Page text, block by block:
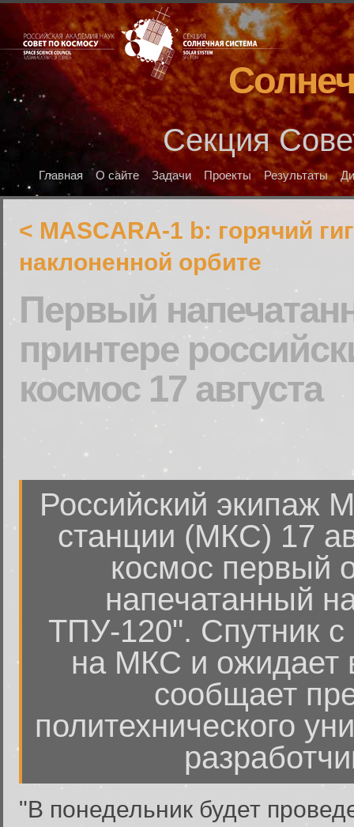
Секция
Главная О сайте Задачи Проекты Результаты
< MASCARA-1 b: горячий
наклоненной орбите
Первый
принтере
космос 17 августа
Российский экипаж
станции (МКС) 17
космос первый
напечатанный
ТПУ-120". Спутник с
на МКС и ожидает
сообщает
политехнического
"В понедельник будет